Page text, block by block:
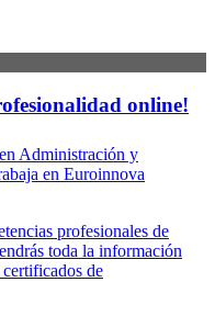
online!
Administración y
en Euroinnova
profesionales de
toda la información
de